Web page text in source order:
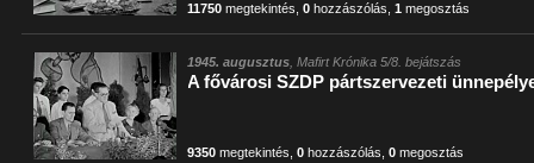
11750 megtekintés ,0 hozzászólás ,1 megosztás
1945. augusztus , Mafirt Krónika 5/8. bejátszás
A fővárosi SZDP pártszervezeti
9350 megtekintés ,0 hozzászólás ,0 megosztás